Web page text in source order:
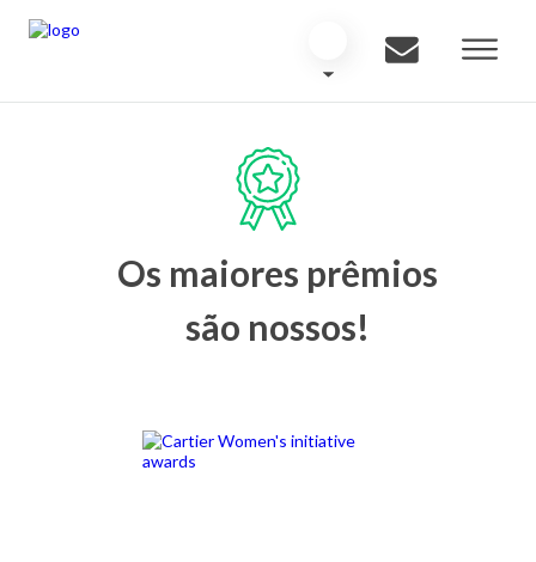
Os maiores prêmios
são nossos!